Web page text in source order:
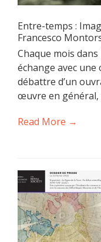
Entre-temps :
Francesco
Chaque mois
échange avec
débattre d’un
œuvre en général,
Read More →